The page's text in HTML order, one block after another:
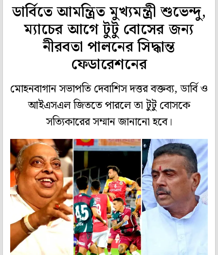
ডার্বিতে আমন্ত্রিত মুখ্যমন্ত্রী শুভেন্দু,
ম্যাচের আগে টুটু বোসের জন্য
নীরবতা পালনের সিদ্ধান্ত
ফেডারেশনের
মোহনবাগান সভাপতি দেবাশিস দত্তর বক্তব্য, ডার্বি ও
আইএসএল জিততে পারলে তা টুটু বোসকে
সত্যিকারের সম্মান জানানো হবে।